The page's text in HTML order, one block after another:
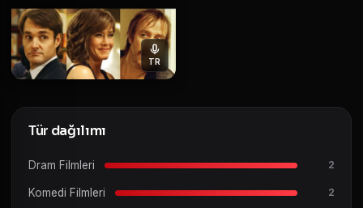
TR
Tür dağılımı
Dram Filmleri 2
Komedi Filmleri 2